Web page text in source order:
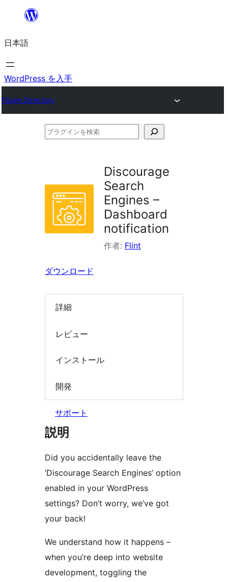
を
ス
キ
プ
日本語
WordPress を入手
Plugin Directory
プ
Discourage
Search
Engines –
Dashboard
notification
作者: Flint
ダウンロード
詳細
レビュー
インストール
開発
サポート
説明
Did you accidentally leave the
‘Discourage Search Engines’ option
enabled in your WordPress
settings? Don’t worry, we’ve got
your back!
We understand how it happens –
when you’re deep into website
development, toggling the